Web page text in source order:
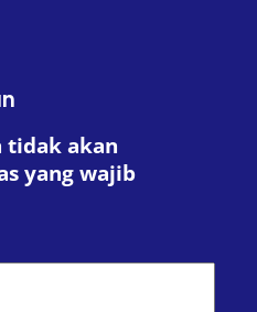
tidak akan
yang wajib